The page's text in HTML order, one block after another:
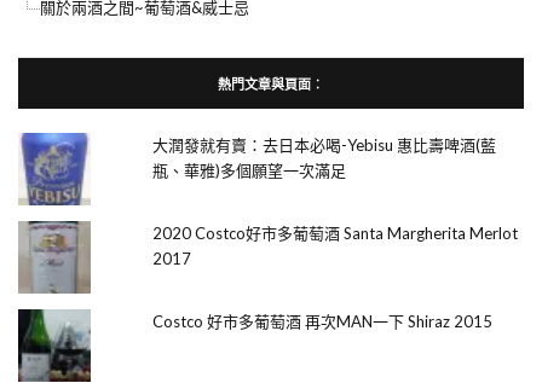
關於兩酒之間~葡萄酒&威士忌
熱門文章與頁面︰
大潤發就有賣：去日本必喝-Yebisu 惠比壽啤酒(藍
瓶、華雅)多個願望一次滿足
2020 Costco好市多葡萄酒 Santa Margherita Merlot
2017
Costco 好市多葡萄酒 再次MAN一下 Shiraz 2015